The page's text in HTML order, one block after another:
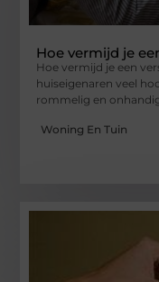
Hoe vermijd je
Hoe vermijd je een
huiseigenaren veel
rommelig en
Woning En Tuin